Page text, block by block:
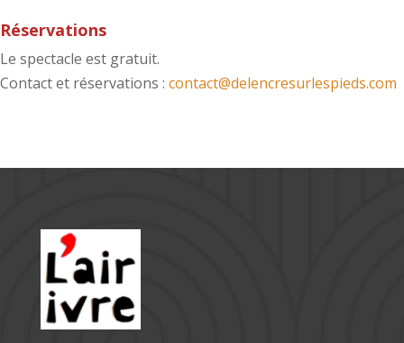
Réservations
Le spectacle est gratuit.
Contact et réservations : contact@delencresurlespieds.com